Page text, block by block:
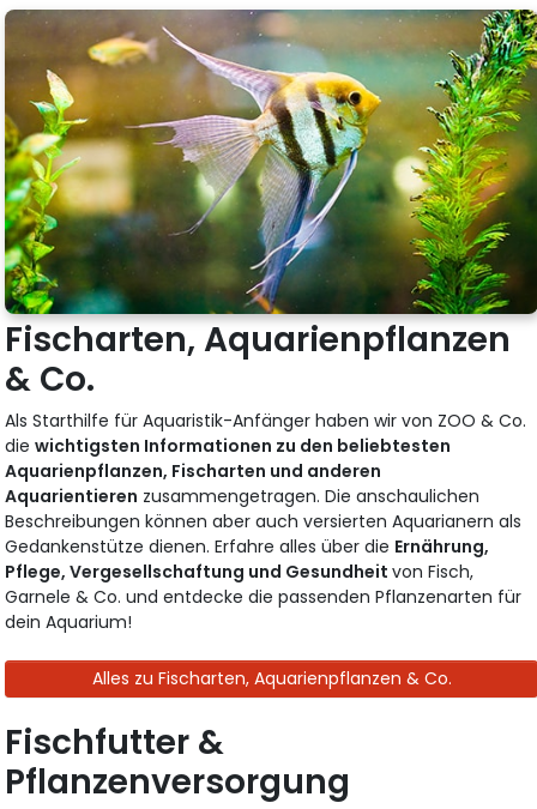
Fischarten, Aquarienpflanzen
& Co.
Als Starthilfe für Aquaristik-Anfänger haben wir von ZOO & Co.
diewichtigsten Informationen zu den beliebtesten
Aquarienpflanzen, Fischarten und anderen
Aquarientieren zusammengetragen. Die anschaulichen
Beschreibungen können aber auch versierten Aquarianern als
Gedankenstütze dienen. Erfahre alles über die Ernährung,
Pflege, Vergesellschaftung und Gesundheitvon Fisch,
Garnele & Co. und entdecke die passenden Pflanzenarten für
dein Aquarium!
Alles zu Fischarten, Aquarienpflanzen & Co.
Fischfutter &
Pflanzenversorgung